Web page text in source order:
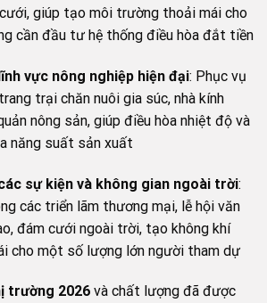
giúp tạo môi trường thoải mái cho
cần đầu tư hệ thống điều hòa đắt tiền
vực nông nghiệp hiện đại: Phục vụ
trại chăn nuôi gia súc, nhà kính
nông sản, giúp điều hòa nhiệt độ và
năng suất sản xuất
sự kiện và không gian ngoài trời:
các triển lãm thương mại, lễ hội văn
đám cưới ngoài trời, tạo không khí
cho một số lượng lớn người tham dự
trường 2026 và chất lượng đã được